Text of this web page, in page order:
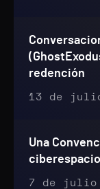
redención
13 de
Una
ciberespacio
7 de julio